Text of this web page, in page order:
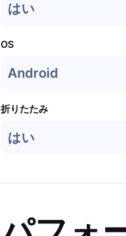
はい
OS
Android
折りたたみ
はい